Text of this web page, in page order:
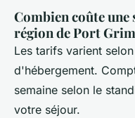
Combien coûte une
région de Port
Les tarifs varient
d'hébergement.
semaine selon le
votre séjour.